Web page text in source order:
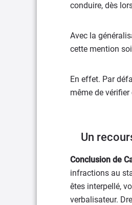
conduire, dès
Avec la
cette mention
En effet. Par
même de
Un
Conclusion de
infractions au
êtes interpellé,
verbalisateur.